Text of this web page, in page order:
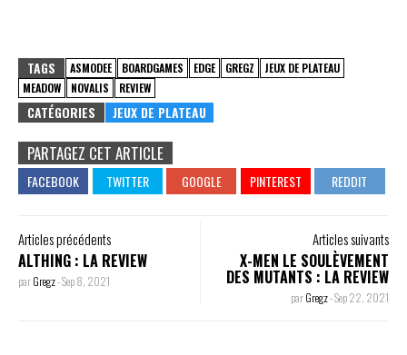
TAGS ASMODEE BOARDGAMES EDGE GREGZ
JEUX DE PLATEAU
MEADOW
NOVALIS REVIEW
CATÉGORIES JEUX DE PLATEAU
PARTAGEZ CET ARTICLE
Articles précédents
ALTHING : LA REVIEW
parGregz-Sep 8, 2021
Articles suivants
X-MEN LE SOULÈVEMENT
DES MUTANTS : LA REVIEW
parGregz-Sep 22, 2021